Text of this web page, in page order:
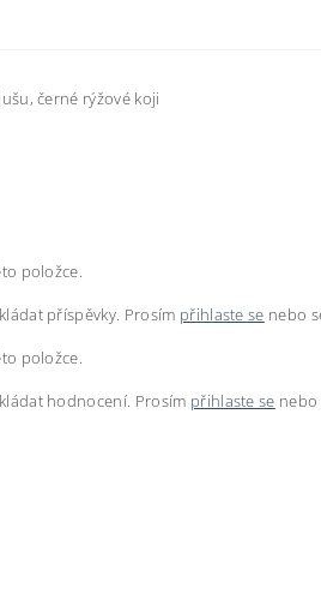
černé rýžové koji
položce.
příspěvky. Prosím přihlaste se nebo
položce.
hodnocení. Prosím přihlaste se nebo